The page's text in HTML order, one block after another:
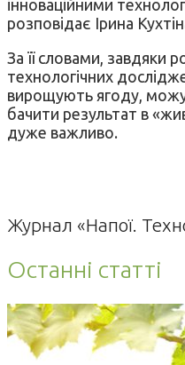
інноваційними
розповідає Ірина
За її словами, завдяки
технологічних
вирощують ягоду,
бачити результат в
дуже важливо.
Журнал «Напої.
Останні статті